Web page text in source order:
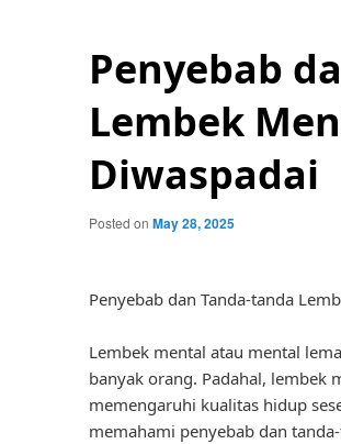
Penyebab
Lembek
Diwaspadai
Posted on May 28, 2025
Penyebab dan Tanda-tanda
Lembek mental atau mental
banyak orang. Padahal, lembek
memengaruhi kualitas hidup
memahami penyebab dan